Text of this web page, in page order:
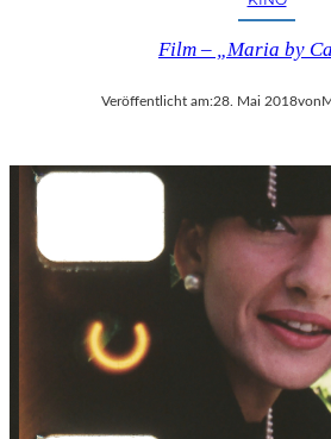
Film – „Maria by
Veröffentlicht am:28. Mai 2018von